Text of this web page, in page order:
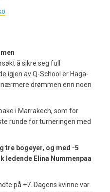
å sikre seg full
igjen av Q-School er Haga-
drømmen enn noen
i Marrakech, som for
runde for turneringen med
tre bogeyer, og med -5
ledende Elina Nummenpaa
på +7. Dagens kvinne var